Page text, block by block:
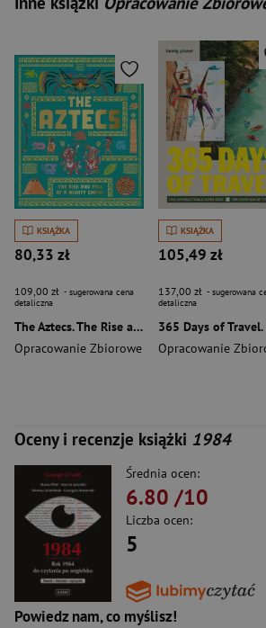
KSIĄŻKA
80,33 zł
109,00 zł - sugerowana cena
detaliczna
The Aztecs. The Rise and Fall of a Mighty Empire
Opracowanie Zbiorowe
KSIĄŻKA
105,49 zł
137,00 zł - sugerowana
detaliczna
Opracowanie
Oceny i recenzje książki 1984
Średnia ocen:
6.80 /10
Liczba ocen:
5
Powiedz nam, co myślisz!